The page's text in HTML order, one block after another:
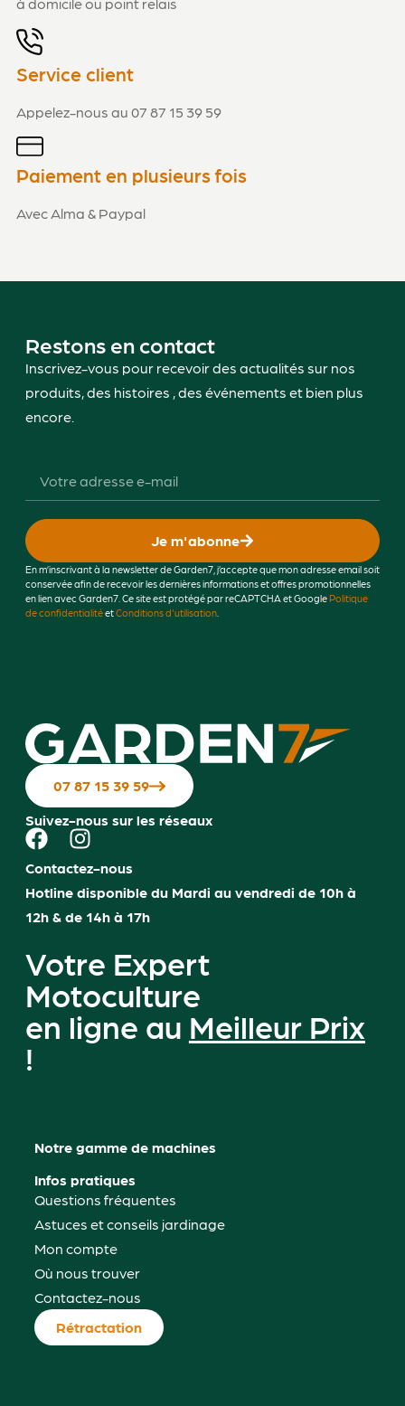
Service client
Appelez-nous au 07 87 15 39 59
Paiement en plusieurs fois
Avec Alma & Paypal
Restons en contact
Inscrivez-vous pour recevoir des actualités sur nos
produits, des histoires , des événements et bien plus
encore.
Je m'abonne
En m’inscrivant à la newsletter de Garden7, j’accepte que mon adresse email soit
conservée afin de recevoir les dernières informations et offres promotionnelles
en lien avec Garden7. Ce site est protégé par reCAPTCHA et GooglePolitique
de confidentialitéetConditions d'utilisation.
07 87 15 39 59
Suivez-nous sur les réseaux
Contactez-nous
Hotline disponible du Mardi au vendredi de 10h à
12h & de 14h à 17h
Votre Expert
Motoculture
en ligne au Meilleur Prix
!
Notre gamme de machines
Infos pratiques
Questions fréquentes
Astuces et conseils jardinage
Mon compte
Où nous trouver
Contactez-nous
Rétractation